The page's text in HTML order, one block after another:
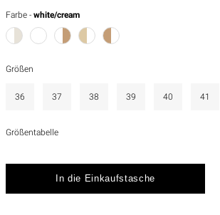
Farbe - white/cream
Größen
36 37 38 39 40 41
Größentabelle